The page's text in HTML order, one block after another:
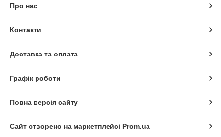
Про нас
Контакти
Доставка та оплата
Графік роботи
Повна версія сайту
Сайт створено на маркетплейсі Prom.ua